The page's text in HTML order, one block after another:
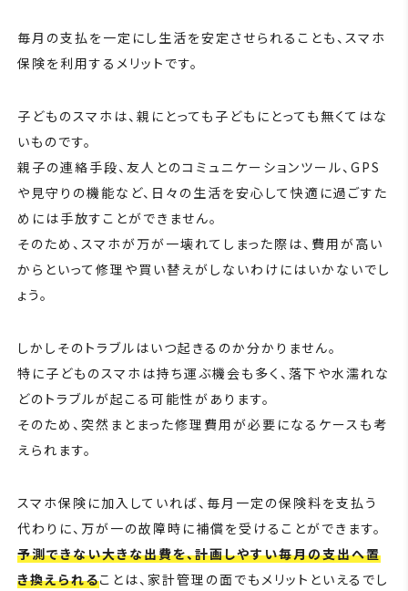
毎月の支払を一定にし生活を安定させられることも、スマホ
保険を利用するメリットです。
子どものスマホは、親にとっても子どもにとっても無くてはな
いものです。
親子の連絡手段、友人とのコミュニケーションツール、GPS
や見守りの機能など、日々の生活を安心して快適に過ごすた
めには手放すことができません。
そのため、スマホが万が一壊れてしまった際は、費用が高い
からといって修理や買い替えがしないわけにはいかないでし
ょう。
しかしそのトラブルはいつ起きるのか分かりません。
特に子どものスマホは持ち運ぶ機会も多く、落下や水濡れな
どのトラブルが起こる可能性があります。
そのため、突然まとまった修理費用が必要になるケースも考
えられます。
スマホ保険に加入していれば、毎月一定の保険料を支払う
代わりに、万が一の故障時に補償を受けることができます。
予測できない大きな出費を、計画しやすい毎月の支出へ置
き換えられることは、家計管理の面でもメリットといえるでし